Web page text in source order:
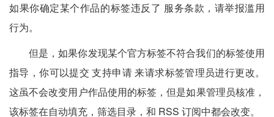
如果你确定某个作品的标签违反了 服务条款，请举报滥用
行为。
但是，如果你发现某个官方标签不符合我们的标签使用
指导，你可以提交 支持申请 来请求标签管理员进行更改。
这虽不会改变用户作品使用的标签，但是如果管理员核准，
该标签在自动填充，筛选目录，和 RSS 订阅中都会改变。